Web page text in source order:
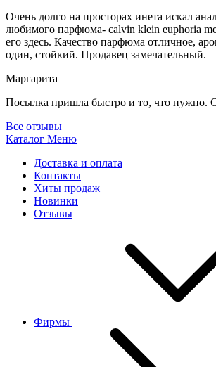
Очень долго на просторах инета искал
любимого парфюма- calvin klein euphoria
его здесь. Качество парфюма отличное,
один, стойкий. Продавец замечательный.
Маргарита
Посылка пришла быстро и то, что нужно.
Все отзывы
Каталог Меню
Доставка и оплата
Контакты
Хиты продаж
Новинки
Отзывы
Фирмы